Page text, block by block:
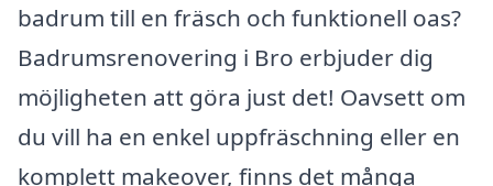
badrum till en fräsch och funktionell oas?
Badrumsrenovering i Bro erbjuder dig
möjligheten att göra just det! Oavsett om
du vill ha en enkel uppfräschning eller en
komplett makeover, finns det många